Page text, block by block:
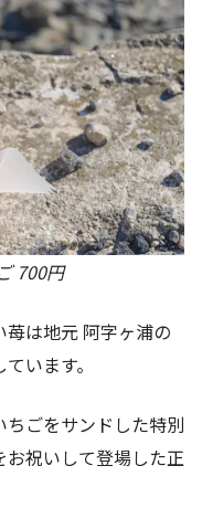
700円
は地元 阿字ヶ浦の
います。
ごをサンドした特別
祝いして登場した正